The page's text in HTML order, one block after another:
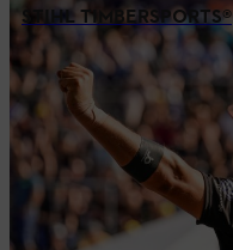
STIHL TIMBERSPORTS®